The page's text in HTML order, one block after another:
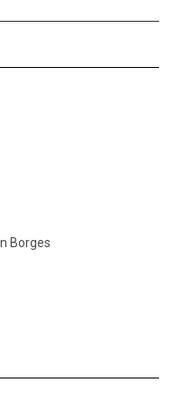
Borges